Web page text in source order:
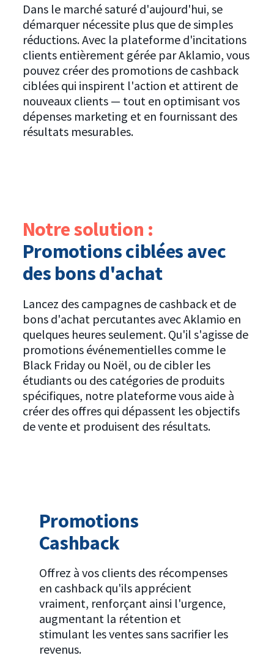
Dans le marché saturé d'aujourd'hui, se
démarquer nécessite plus que de simples
réductions. Avec la plateforme d'incitations
clients entièrement gérée par Aklamio, vous
pouvez créer des promotions de cashback
ciblées qui inspirent l'action et attirent de
nouveaux clients — tout en optimisant vos
dépenses marketing et en fournissant des
résultats mesurables.
Notre solution :
Promotions ciblées avec
des bons d'achat
Lancez des campagnes de cashback et de
bons d'achat percutantes avec Aklamio en
quelques heures seulement. Qu'il s'agisse de
promotions événementielles comme le
Black Friday ou Noël, ou de cibler les
étudiants ou des catégories de produits
spécifiques, notre plateforme vous aide à
créer des offres qui dépassent les objectifs
de vente et produisent des résultats.
Promotions
Cashback
Offrez à vos clients des récompenses
en cashback qu'ils apprécient
vraiment, renforçant ainsi l'urgence,
augmentant la rétention et
stimulant les ventes sans sacrifier les
revenus.